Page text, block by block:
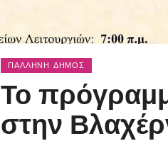
ΠΑΛΛΉΝΗ ΔΉΜΟΣ
Το
στην